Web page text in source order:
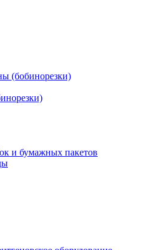
(бобинорезки)
и бумажных пакетов